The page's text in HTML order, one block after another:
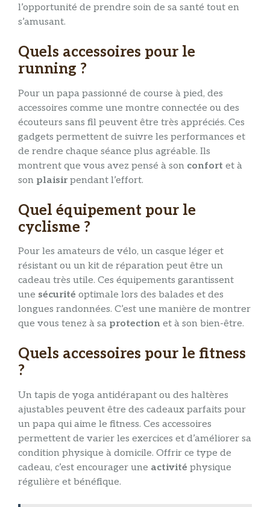
l’opportunité de prendre soin de sa santé tout en
s’amusant.
Quels accessoires pour le
running ?
Pour un papa passionné de course à pied, des
accessoires comme une montre connectée ou des
écouteurs sans fil peuvent être très appréciés. Ces
gadgets permettent de suivre les performances et
de rendre chaque séance plus agréable. Ils
montrent que vous avez pensé à son confort et à
son plaisirpendant l’effort.
Quel équipement pour le
cyclisme ?
Pour les amateurs de vélo, un casque léger et
résistant ou un kit de réparation peut être un
cadeau très utile. Ces équipements garantissent
une sécurité optimale lors des balades et des
longues randonnées. C’est une manière de montrer
que vous tenez à sa protection et à son bien-être.
Quels accessoires pour le fitness
?
Un tapis de yoga antidérapant ou des haltères
ajustables peuvent être des cadeaux parfaits pour
un papa qui aime le fitness. Ces accessoires
permettent de varier les exercices et d’améliorer sa
condition physique à domicile. Offrir ce type de
cadeau, c’est encourager une activité physique
régulière et bénéfique.